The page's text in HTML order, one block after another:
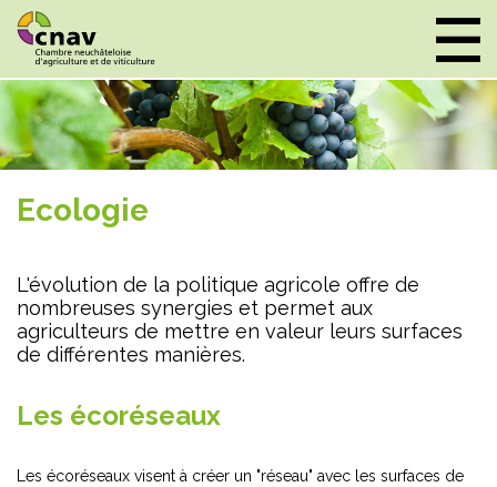
Ecologie
L'évolution de la politique agricole offre de
nombreuses synergies et permet aux
agriculteurs de mettre en valeur leurs surfaces
de différentes manières.
Les écoréseaux
Les écoréseaux visent à créer un "réseau" avec les surfaces de
Panneau de gestion des cookies